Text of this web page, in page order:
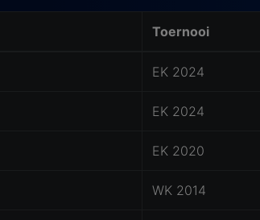
Toernooi
EK 2024
EK 2024
EK 2020
WK 2014